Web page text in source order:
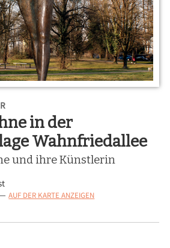
in der
Wahnfriedallee
und ihre Künstlerin
AUF DER KARTE ANZEIGEN